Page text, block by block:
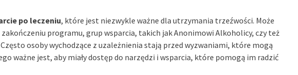
po leczeniu, które jest niezwykle ważne dla utrzymania trzeźwości. Może
programu, grup wsparcia, takich jak Anonimowi Alkoholicy, czy też
osoby wychodzące z uzależnienia stają przed wyzwaniami, które mogą
ważne jest, aby miały dostęp do narzędzi i wsparcia, które pomogą im radzić